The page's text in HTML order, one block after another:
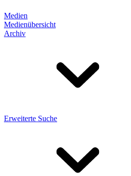
Medien
Medienübersicht
Archiv
Erweiterte Suche